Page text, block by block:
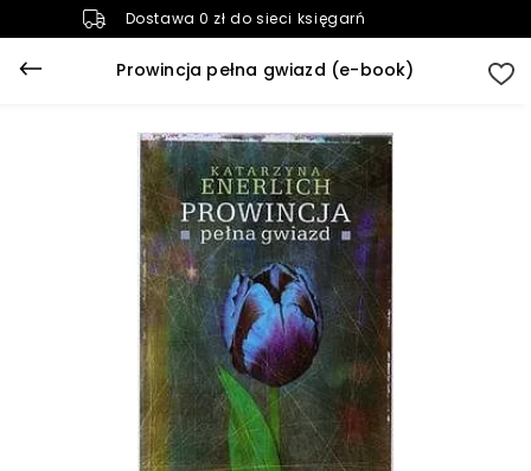
Dostawa 0 zł do sieci księgarń
Prowincja pełna gwiazd (e-book)